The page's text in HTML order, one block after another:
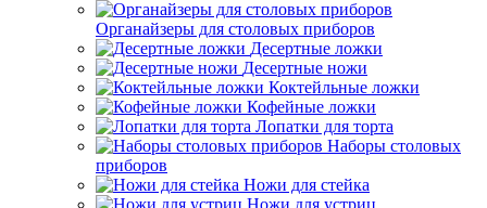
Органайзеры для столовых приборов
Десертные ложки
Десертные ножи
Коктейльные ложки
Кофейные ложки
Лопатки для торта
Наборы столовых
приборов
Ножи для стейка
Ножи для устриц